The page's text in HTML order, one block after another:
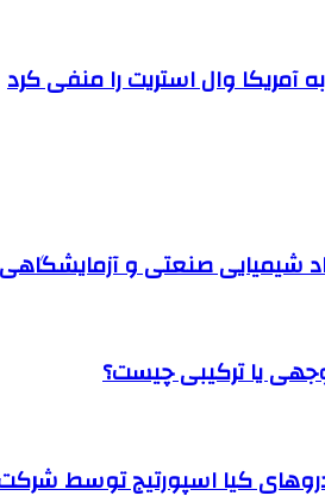
آمریکا وال استریت را منفی کرد
شیمیایی صنعتی و
یا ترکیبی چیست؟
کیا اسپورتیج توسط